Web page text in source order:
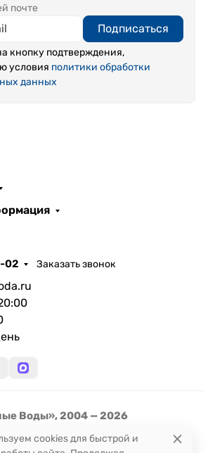
почте
Подписаться
кнопку подтверждения,
условия политики обработки
данных
02 Заказать звонок
Воды», 2004 — 2026
на сайте, не может быть
cookies для быстрой и